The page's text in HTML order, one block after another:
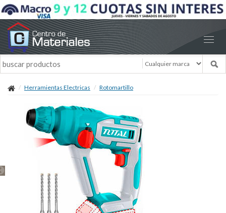
Herramientas Electricas Rotomartillo